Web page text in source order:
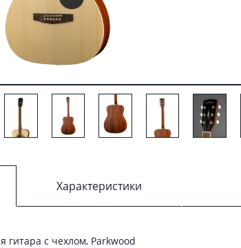
Характеристики
гитара с чехлом, Parkwood